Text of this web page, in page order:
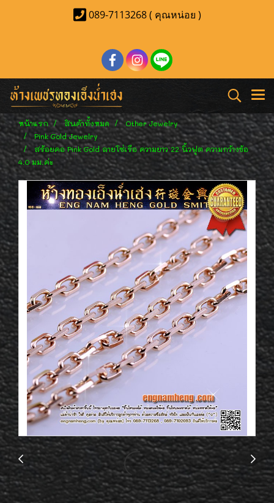
089-7113268 ( คุณหน่อย )
หน้าแรก สินค้าทั้งหมด
Other Jewelry
Pink Gold Jewelry
สร้อยคอ Pink Gold ลายโซ่เรือ ความยาว 22 นิ้วฟุต ความกว้างข้อ
4.0 มม.ค่ะ